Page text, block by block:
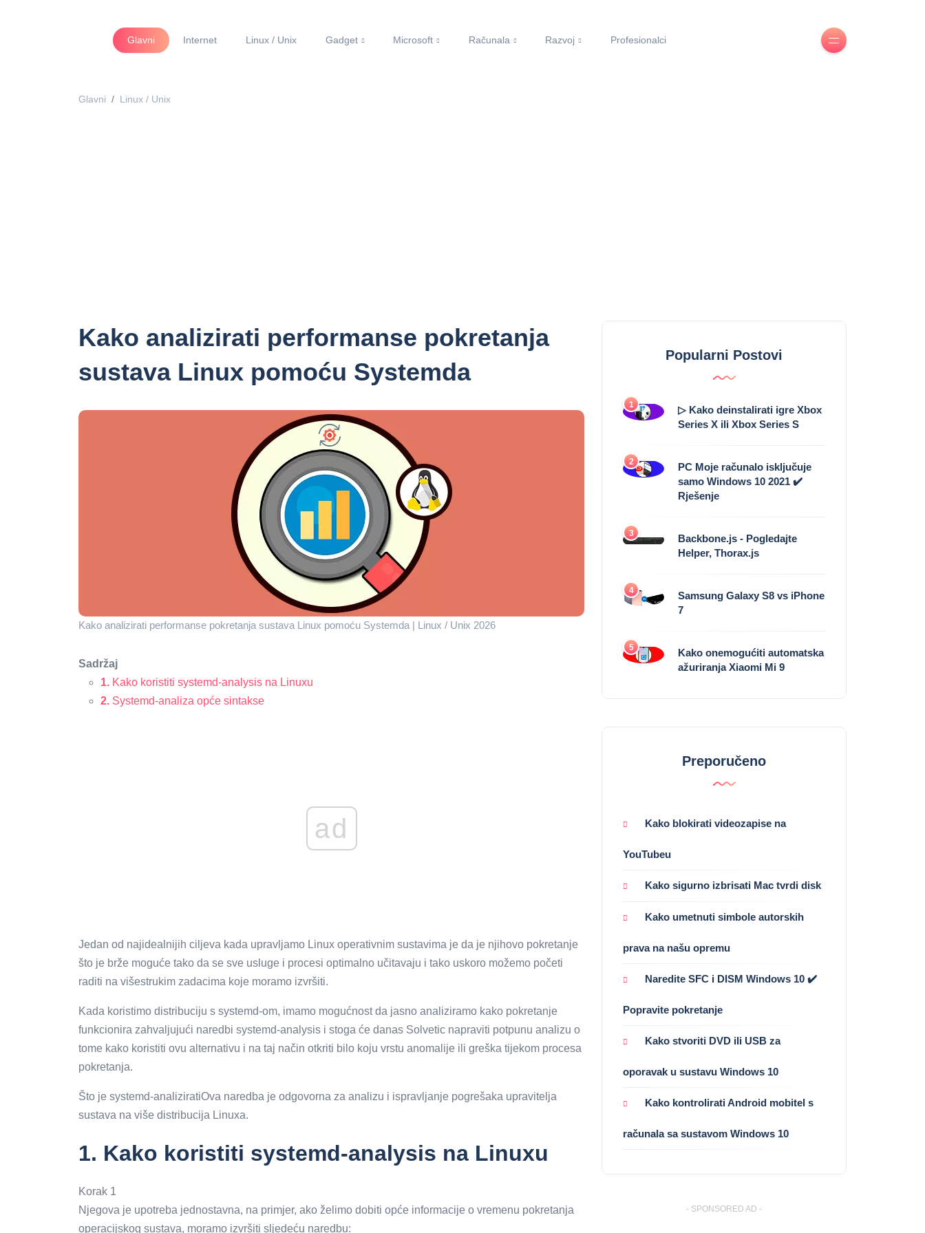
Glavni Internet Linux / Unix Gadget Microsoft Računala Razvoj Profesionalci
Glavni Linux / Unix
Kako analizirati performanse pokretanja
sustava Linux pomoću Systemda
Kako analizirati performanse pokretanja sustava Linux pomoću Systemda | Linux / Unix 2026
Sadržaj
1. Kako koristiti systemd-analysis na Linuxu
2. Systemd-analiza opće sintakse
ad
Jedan od najidealnijih ciljeva kada upravljamo Linux operativnim sustavima je da je njihovo pokretanje
što je brže moguće tako da se sve usluge i procesi optimalno učitavaju i tako uskoro možemo početi
raditi na višestrukim zadacima koje moramo izvršiti.
Kada koristimo distribuciju s systemd-om, imamo mogućnost da jasno analiziramo kako pokretanje
funkcionira zahvaljujući naredbi systemd-analysis i stoga će danas Solvetic napraviti potpunu analizu o
tome kako koristiti ovu alternativu i na taj način otkriti bilo koju vrstu anomalije ili greška tijekom procesa
pokretanja.
Što je systemd-analiziratiOva naredba je odgovorna za analizu i ispravljanje pogrešaka upravitelja
sustava na više distribucija Linuxa.
1. Kako koristiti systemd-analysis na Linuxu
Korak 1
Njegova je upotreba jednostavna, na primjer, ako želimo dobiti opće informacije o vremenu pokretanja
operacijskog sustava, moramo izvršiti sljedeću naredbu:
Popularni Postovi
1
▷ Kako deinstalirati igre Xbox
Series X ili Xbox Series S
2
PC Moje računalo isključuje
samo Windows 10 2021 ✔️
Rješenje
3
Backbone.js - Pogledajte
Helper, Thorax.js
4
Samsung Galaxy S8 vs iPhone
7
5
Kako onemogućiti automatska
ažuriranja Xiaomi Mi 9
Preporučeno
Kako blokirati videozapise na
YouTubeu
Kako sigurno izbrisati Mac tvrdi disk
Kako umetnuti simbole autorskih
prava na našu opremu
Naredite SFC i DISM Windows 10 ✔️
Popravite pokretanje
Kako stvoriti DVD ili USB za
oporavak u sustavu Windows 10
Kako kontrolirati Android mobitel s
računala sa sustavom Windows 10
- SPONSORED AD -